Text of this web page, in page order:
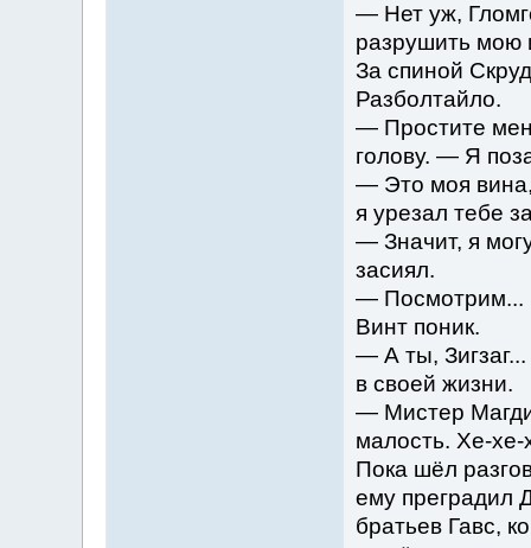
— Нет уж,
разрушить мою
За спиной
Разболтайло.
— Простите
голову. — Я
— Это моя вина,
я урезал тебе
— Значит, я
засиял.
— Посмотрим...
Винт поник.
— А ты,
в своей жизни.
— Мистер
малость. Хе-хе-
Пока шёл
ему преградил
братьев Гавс,